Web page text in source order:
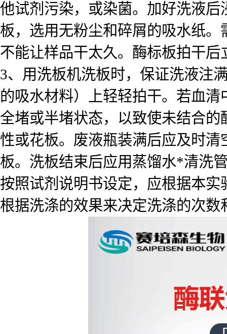
他试剂污染，或染菌。加好洗液
板，选用无粉尘和碎屑的吸水纸
不能让样品干太久。酶标板拍干后
3、用洗板机洗板时，保证洗液注
的吸水材料）上轻轻拍干。若血
全堵或半堵状态，以致使未结合
性或花板。废液瓶装满后应及时
板。洗板结束后应用蒸馏水*清洗
按照试剂说明书设定，应根据本
根据洗涤的效果来决定洗涤的次